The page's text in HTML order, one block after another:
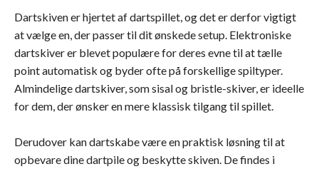
Dartskiven er hjertet af dartspillet, og det er derfor vigtigt
at vælge en, der passer til dit ønskede setup. Elektroniske
dartskiver er blevet populære for deres evne til at tælle
point automatisk og byder ofte på forskellige spiltyper.
Almindelige dartskiver, som sisal og bristle-skiver, er ideelle
for dem, der ønsker en mere klassisk tilgang til spillet.
Derudover kan dartskabe være en praktisk løsning til at
opbevare dine dartpile og beskytte skiven. De findes i